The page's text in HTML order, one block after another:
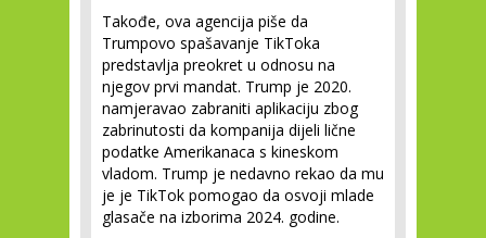
Takođe, ova agencija piše da
Trumpovo spašavanje TikToka
predstavlja preokret u odnosu na
njegov prvi mandat. Trump je 2020.
namjeravao zabraniti aplikaciju zbog
zabrinutosti da kompanija dijeli lične
podatke Amerikanaca s kineskom
vladom. Trump je nedavno rekao da mu
je je TikTok pomogao da osvoji mlade
glasače na izborima 2024. godine.